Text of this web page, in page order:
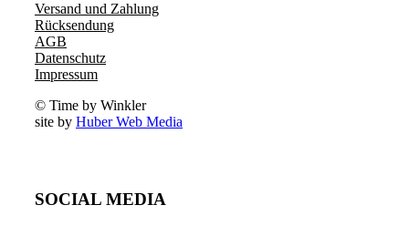
Versand und Zahlung
Rücksendung
AGB
Datenschutz
Impressum
© Time by Winkler
site by Huber Web Media
SOCIAL MEDIA